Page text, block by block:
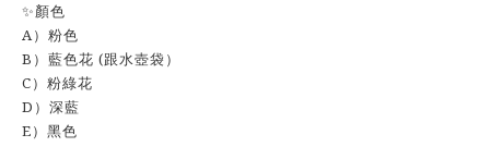
✨顏色
A）粉色
B）藍色花 (跟水壺袋）
C）粉綠花
D）深藍
E）黑色